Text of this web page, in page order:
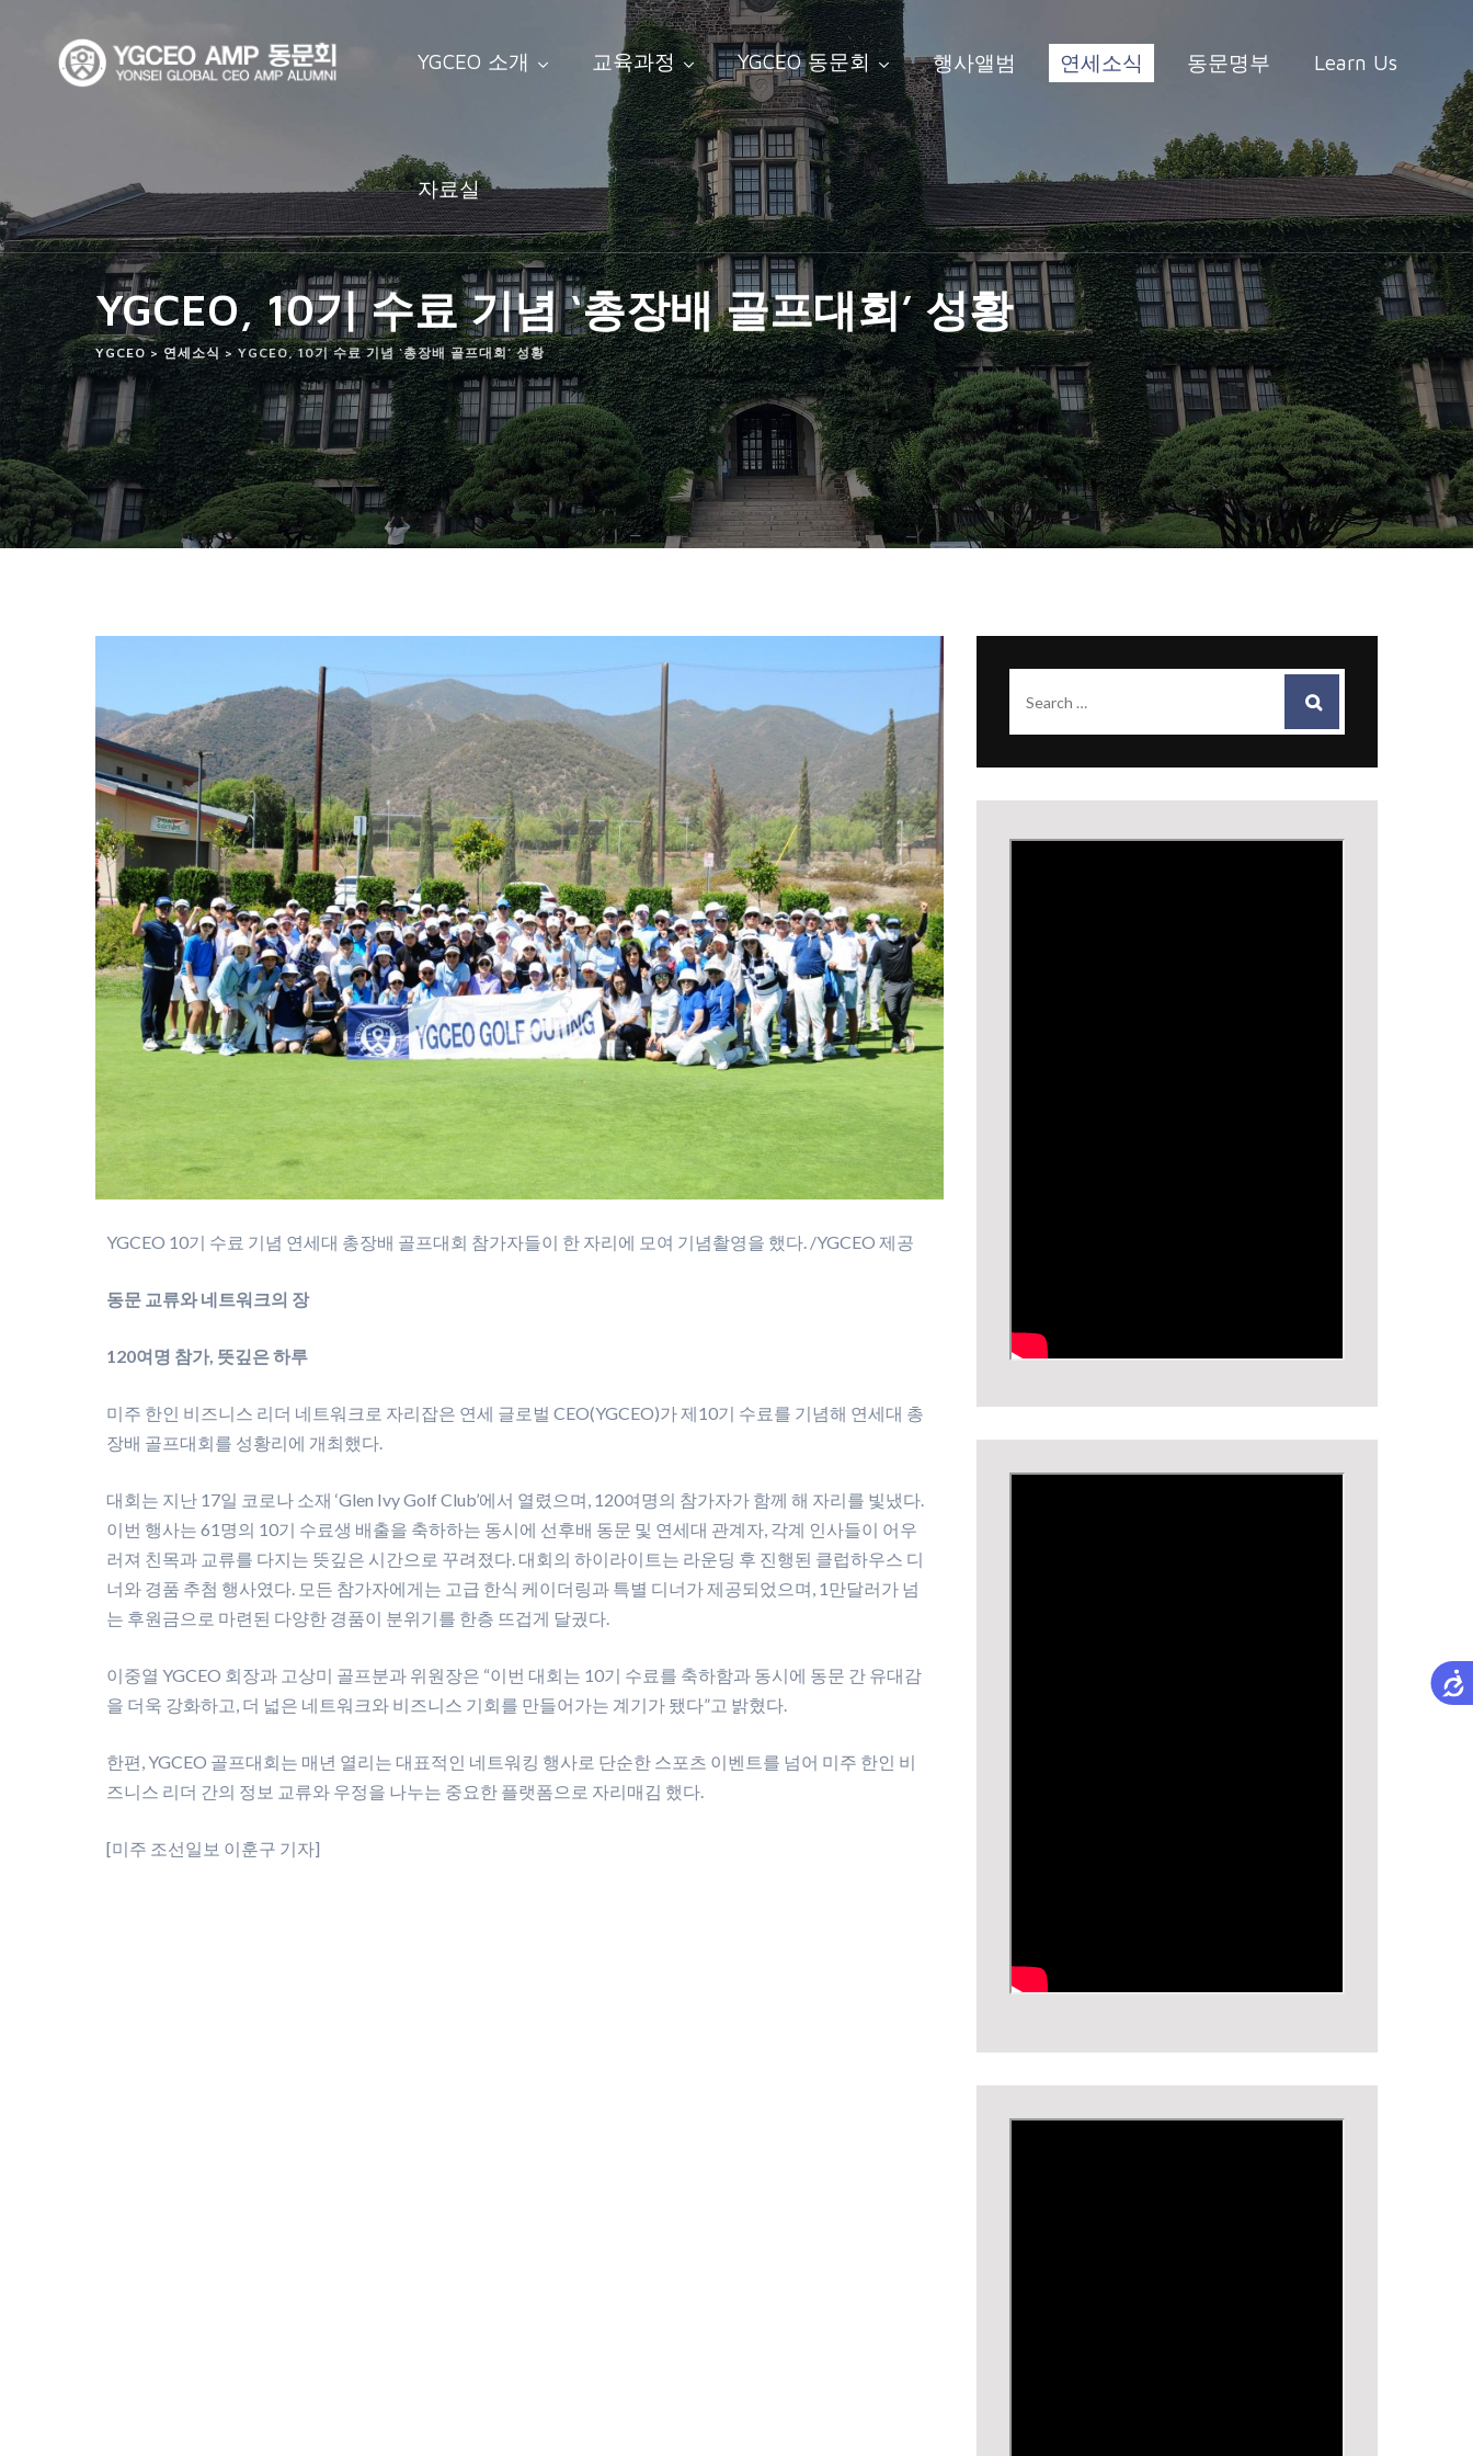
YGCEO 소개 교육과정 YGCEO 동문회 행사앨범 연세소식 동문명부 Learn Us
자료실
YGCEO, 10기 수료 기념 ‘총장배 골프대회’ 성황
YGCEO>연세소식 >YGCEO, 10기 수료 기념 ‘총장배 골프대회’ 성황
YGCEO 10기 수료 기념 연세대 총장배 골프대회 참가자들이 한 자리에 모여 기념촬영을 했다. /YGCEO 제공
동문 교류와 네트워크의 장
120여명 참가, 뜻깊은 하루
미주 한인 비즈니스 리더 네트워크로 자리잡은 연세 글로벌 CEO(YGCEO)가 제10기 수료를 기념해 연세대 총
장배 골프대회를 성황리에 개최했다.
대회는 지난 17일 코로나 소재 ‘Glen Ivy Golf Club’에서 열렸으며, 120여명의 참가자가 함께 해 자리를 빛냈다.
이번 행사는 61명의 10기 수료생 배출을 축하하는 동시에 선후배 동문 및 연세대 관계자, 각계 인사들이 어우
러져 친목과 교류를 다지는 뜻깊은 시간으로 꾸려졌다. 대회의 하이라이트는 라운딩 후 진행된 클럽하우스 디
너와 경품 추첨 행사였다. 모든 참가자에게는 고급 한식 케이더링과 특별 디너가 제공되었으며, 1만달러가 넘
는 후원금으로 마련된 다양한 경품이 분위기를 한층 뜨겁게 달궜다.
이중열 YGCEO 회장과 고상미 골프분과 위원장은 “이번 대회는 10기 수료를 축하함과 동시에 동문 간 유대감
을 더욱 강화하고, 더 넓은 네트워크와 비즈니스 기회를 만들어가는 계기가 됐다”고 밝혔다.
한편, YGCEO 골프대회는 매년 열리는 대표적인 네트워킹 행사로 단순한 스포츠 이벤트를 넘어 미주 한인 비
즈니스 리더 간의 정보 교류와 우정을 나누는 중요한 플랫폼으로 자리매김 했다.
[미주 조선일보 이훈구 기자]